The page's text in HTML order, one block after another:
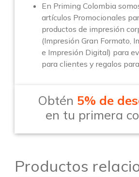
En Priming Colombia
artículos Promocionales
productos de impresión
(Impresión Gran Formato,
e Impresión Digital) para
para clientes y regalos
Obtén 5% de
en tu primera
Productos